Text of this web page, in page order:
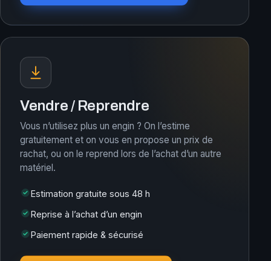
Vendre / Reprendre
Vous n’utilisez plus un engin ? On l’estime
gratuitement et on vous en propose un prix de
rachat, ou on le reprend lors de l’achat d’un autre
matériel.
Estimation gratuite sous 48 h
Reprise à l’achat d’un engin
Paiement rapide & sécurisé